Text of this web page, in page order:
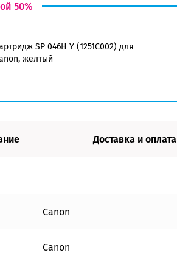
50%
SP 046H Y (1251C002) для
желтый
Доставка и оплата
Canon
Canon